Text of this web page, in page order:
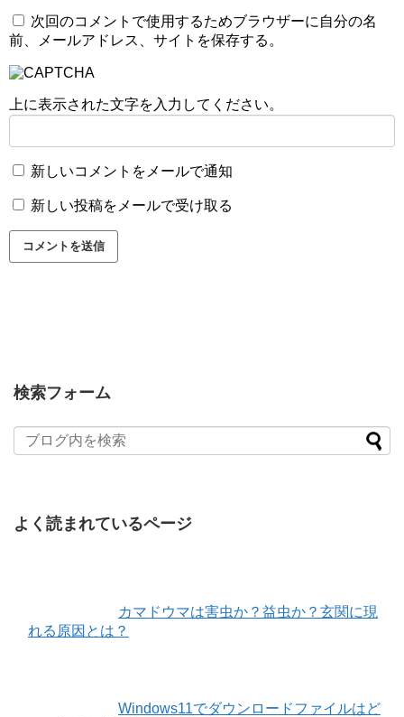
次回のコメントで使用するためブラウザーに自分の名
前、メールアドレス、サイトを保存する。
上に表示された文字を入力してください。
新しいコメントをメールで通知
新しい投稿をメールで受け取る
検索フォーム
よく読まれているページ
カマドウマは害虫か？益虫か？玄関に現
れる原因とは？
Windows11でダウンロードファイルはど